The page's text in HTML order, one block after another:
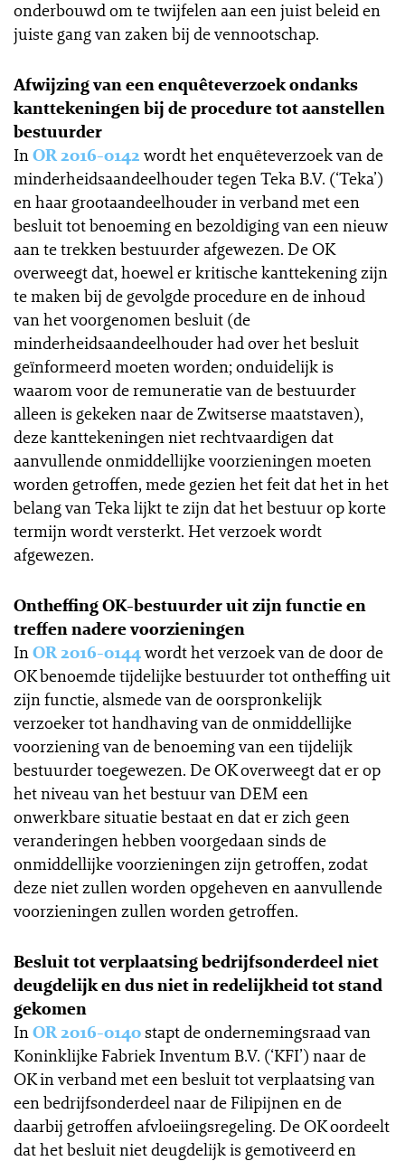
onderbouwd om te twijfelen aan een juist beleid en
juiste gang van zaken bij de vennootschap.
Afwijzing van een enquêteverzoek ondanks
kanttekeningen bij de procedure tot aanstellen
bestuurder
InOR 2016-0142 wordt het enquêteverzoek van de
minderheidsaandeelhouder tegen Teka B.V. (‘Teka’)
en haar grootaandeelhouder in verband met een
besluit tot benoeming en bezoldiging van een nieuw
aan te trekken bestuurder afgewezen. De OK
overweegt dat, hoewel er kritische kanttekening zijn
te maken bij de gevolgde procedure en de inhoud
van het voorgenomen besluit (de
minderheidsaandeelhouder had over het besluit
geïnformeerd moeten worden; onduidelijk is
waarom voor de remuneratie van de bestuurder
alleen is gekeken naar de Zwitserse maatstaven),
deze kanttekeningen niet rechtvaardigen dat
aanvullende onmiddellijke voorzieningen moeten
worden getroffen, mede gezien het feit dat het in het
belang van Teka lijkt te zijn dat het bestuur op korte
termijn wordt versterkt. Het verzoek wordt
afgewezen.
Ontheffing OK-bestuurder uit zijn functie en
treffen nadere voorzieningen
InOR 2016-0144wordt het verzoek van de door de
OK benoemde tijdelijke bestuurder tot ontheffing uit
zijn functie, alsmede van de oorspronkelijk
verzoeker tot handhaving van de onmiddellijke
voorziening van de benoeming van een tijdelijk
bestuurder toegewezen. De OK overweegt dat er op
het niveau van het bestuur van DEM een
onwerkbare situatie bestaat en dat er zich geen
veranderingen hebben voorgedaan sinds de
onmiddellijke voorzieningen zijn getroffen, zodat
deze niet zullen worden opgeheven en aanvullende
voorzieningen zullen worden getroffen.
Besluit tot verplaatsing bedrijfsonderdeel niet
deugdelijk en dus niet in redelijkheid tot stand
gekomen
InOR 2016-0140stapt de ondernemingsraad van
Koninklijke Fabriek Inventum B.V. (‘KFI’) naar de
OK in verband met een besluit tot verplaatsing van
een bedrijfsonderdeel naar de Filipijnen en de
daarbij getroffen afvloeiingsregeling. De OK oordeelt
dat het besluit niet deugdelijk is gemotiveerd en